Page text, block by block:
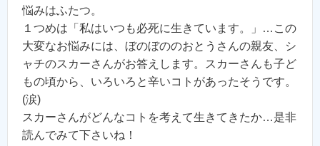
悩みはふたつ。
１つめは「私はいつも必死に生きています。」…この
大変なお悩みには、ぼのぼののおとうさんの親友、シ
ャチのスカーさんがお答えします。スカーさんも子ど
もの頃から、いろいろと辛いコトがあったそうです。
(涙)
スカーさんがどんなコトを考えて生きてきたか…是非
読んでみて下さいね！